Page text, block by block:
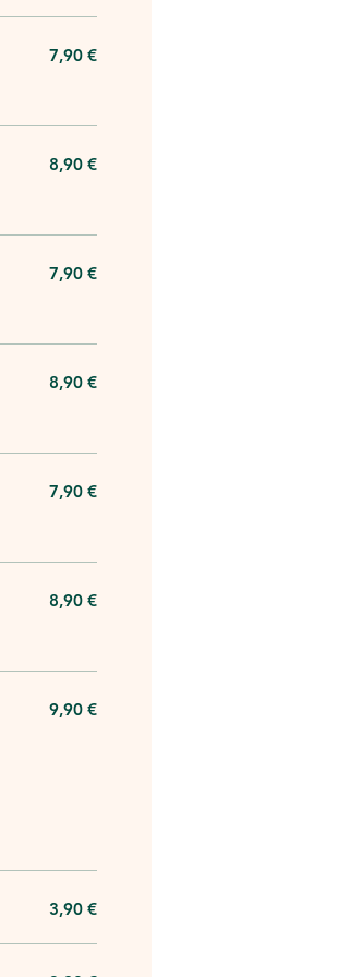
7,90 €
8,90 €
7,90 €
8,90 €
7,90 €
8,90 €
9,90 €
3,90 €